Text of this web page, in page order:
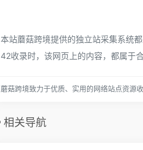
本站蘑菇跨境提供的独立站采集系统
42收录时，该网页上的内容，都属于
蘑菇跨境致力于优质、实用的网络站点资源收
相关导航